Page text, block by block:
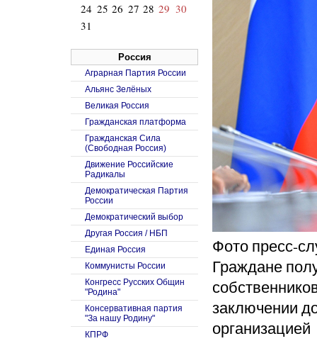
Фото пресс-
Граждане
заключении
организацией
24 25 26 27 28 29 30
31
Россия
Аграрная Партия России
Альянс Зелёных
Великая Россия
Гражданская платформа
Гражданская Сила
(Свободная Россия)
Движение Российские
Радикалы
Демократическая Партия
России
Демократический выбор
Другая Россия / НБП
Единая Россия
Коммунисты России
Конгресс Русских Общин
"Родина"
Консервативная партия
"За нашу Родину"
КПРФ